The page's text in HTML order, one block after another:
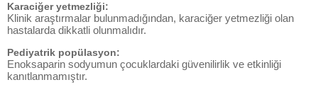
Karaciğer yetmezliği:
Klinik araştırmalar bulunmadığından, karaciğer yetmezliği olan
hastalarda dikkatli olunmalıdır.
Pediyatrik popülasyon:
Enoksaparin sodyumun çocuklardaki güvenilirlik ve etkinliği
kanıtlanmamıştır.